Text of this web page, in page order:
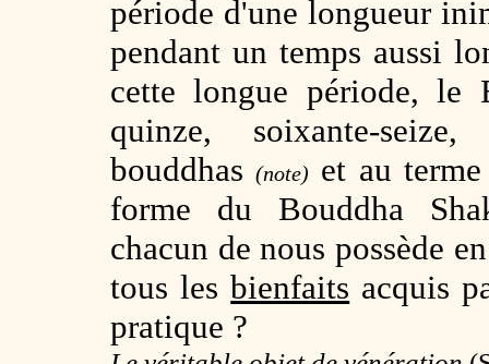
période d'une longueur
pendant un temps aussi
cette longue période, le
quinze, soixante-
bouddhas (note)
et au
forme du Bouddha
chacun de nous possède
tous lesbienfaits acquis
pratique ?